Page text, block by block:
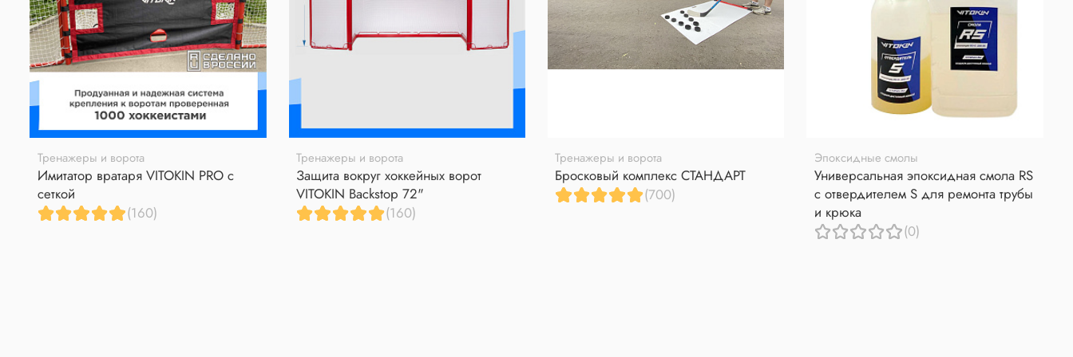
Тренажеры и ворота
Имитатор вратаря VITOKIN PRO с
сеткой
(160)
Тренажеры и ворота
Защита вокруг хоккейных ворот
VITOKIN Backstop 72"
(160)
Тренажеры и ворота
Бросковый комплекс СТАНДАРТ
(700)
Эпоксидные смолы
Универсальная эпоксидная смола RS
с отвердителем S для ремонта трубы
и крюка
(0)